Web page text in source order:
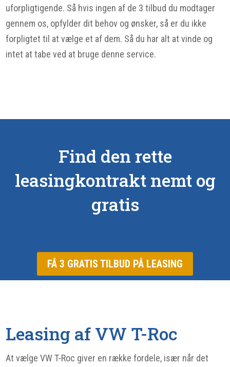
uforpligtigende. Så hvis ingen af de 3 tilbud du modtager
gennem os, opfylder dit behov og ønsker, så er du ikke
forpligtet til at vælge et af dem. Så du har alt at vinde og
intet at tabe ved at bruge denne service.
Find den rette
leasingkontrakt nemt og
gratis
FÅ 3 GRATIS TILBUD PÅ LEASING
Leasing af VW T-Roc
At vælge VW T-Roc giver en række fordele, især når det